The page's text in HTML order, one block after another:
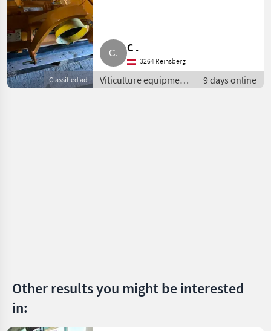
Berti
Clemens
Calderoni
Classified ad
C .
3264 Reinsberg
Viticulture equipment
/ Other wine-growing
9 days online
Other results you might be interested
in: